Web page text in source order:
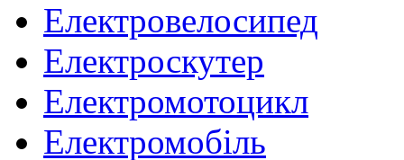
Електровелосипед
Електроскутер
Електромотоцикл
Електромобіль